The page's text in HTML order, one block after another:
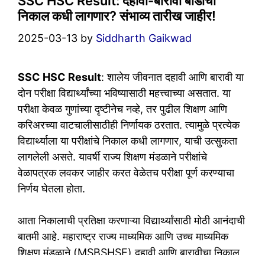
निकाल कधी लागणार? संभाव्य तारीख जाहीर!
2025-03-13 by Siddharth Gaikwad
SSC HSC Result: शालेय जीवनात दहावी आणि बारावी या
दोन परीक्षा विद्यार्थ्यांच्या भविष्यासाठी महत्त्वाच्या असतात. या
परीक्षा केवळ गुणांच्या दृष्टीनेच नव्हे, तर पुढील शिक्षण आणि
करिअरच्या वाटचालीसाठीही निर्णायक ठरतात. त्यामुळे प्रत्येक
विद्यार्थ्याला या परीक्षांचे निकाल कधी लागणार, याची उत्सुकता
लागलेली असते. यावर्षी राज्य शिक्षण मंडळाने परीक्षांचे
वेळापत्रक लवकर जाहीर करत वेळेतच परीक्षा पूर्ण करण्याचा
निर्णय घेतला होता.
आता निकालाची प्रतिक्षा करणाऱ्या विद्यार्थ्यांसाठी मोठी आनंदाची
बातमी आहे. महाराष्ट्र राज्य माध्यमिक आणि उच्च माध्यमिक
शिक्षण मंडळाने (MSBSHSE) दहावी आणि बारावीचा निकाल